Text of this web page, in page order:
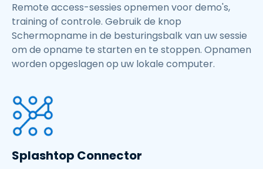
Remote access-sessies opnemen voor demo's,
training of controle. Gebruik de knop
Schermopname in de besturingsbalk van uw sessie
om de opname te starten en te stoppen. Opnamen
worden opgeslagen op uw lokale computer.
Splashtop Connector